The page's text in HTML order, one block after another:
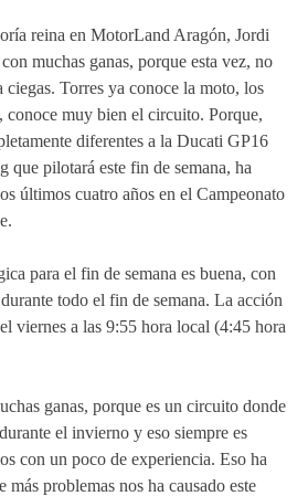
reina en MotorLand Aragón, Jordi
muchas ganas, porque esta vez, no
ciegas. Torres ya conoce la moto, los
conoce muy bien el circuito. Porque,
diferentes a la Ducati GP16
que pilotará este fin de semana, ha
últimos cuatro años en el Campeonato
para el fin de semana es buena, con
todo el fin de semana. La acción
viernes a las 9:55 hora local (4:45 hora
ganas, porque es un circuito donde
el invierno y eso siempre es
con un poco de experiencia. Eso ha
más problemas nos ha causado este